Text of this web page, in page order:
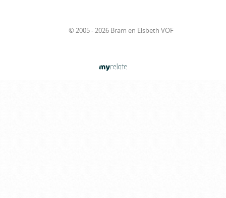
© 2005 - 2026 Bram en Elsbeth VOF